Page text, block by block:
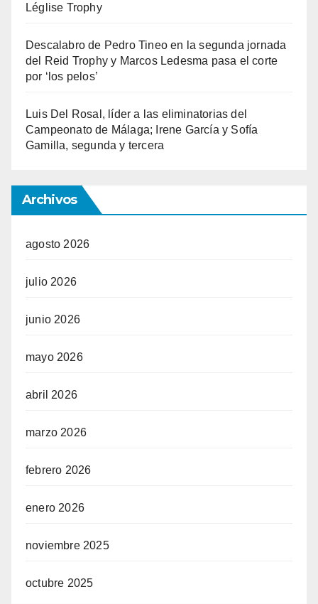
Léglise Trophy
Descalabro de Pedro Tineo en la segunda jornada
del Reid Trophy y Marcos Ledesma pasa el corte
por ‘los pelos’
Luis Del Rosal, líder a las eliminatorias del
Campeonato de Málaga; Irene García y Sofía
Gamilla, segunda y tercera
Archivos
agosto 2026
julio 2026
junio 2026
mayo 2026
abril 2026
marzo 2026
febrero 2026
enero 2026
noviembre 2025
octubre 2025